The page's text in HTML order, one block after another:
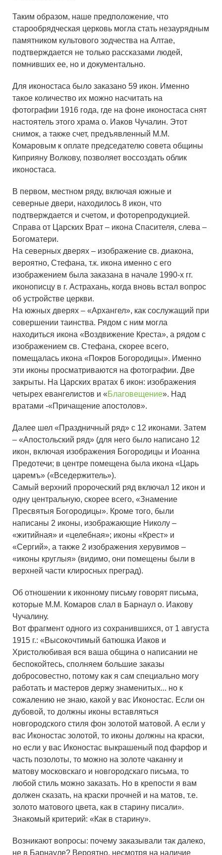
Таким образом, наше предположение, что
старообрядческая церковь могла стать незаурядным
памятником культового зодчества на Алтае,
подтверждается не только рассказами людей,
помнивших ее, но и документально.
Для иконостаса было заказано 59 икон. Именно
такое количество их можно насчитать на
фотографии 1916 года, где на фоне иконостаса снят
настоятель этого храма о. Иаков Чучалин. Этот
снимок, а также счет, предъявленный М.М.
Комаровым к оплате председателю совета общины
Киприяну Волкову, позволяет воссоздать облик
иконостаса.
В первом, местном ряду, включая южные и
северные двери, находилось 8 икон, что
подтверждается и счетом, и фоторепродукцией.
Справа от Царских Врат – икона Спасителя, слева –
Богоматери.
На северных дверях – изображение св. диакона,
вероятно, Стефана, т.к. икона именно с его
изображением была заказана в начале 1990-х гг.
иконописцу в г. Астрахань, когда вновь встал вопрос
об устройстве церкви.
На южных дверях – «Архангел», как сослужащий при
совершении таинства. Рядом с ним могла
находиться икона «Воздвижение Креста», а рядом с
изображением св. Стефана, скорее всего,
помещалась икона «Покров Богородицы». Именно
эти иконы просматриваются на фотографии. Две
закрыты. На Царских вратах 6 икон: изображения
четырех евангелистов и «Благовещение». Над
вратами -«Причащение апостолов».
Далее шел «Праздничный ряд» с 12 иконами. Затем
– «Апостольский ряд» (для него было написано 12
икон, включая изображения Богородицы и Иоанна
Предотечи; в центре помещена была икона «Царь
царемъ» («Вседержитель»).
Самый верхний пророческий ряд включал 12 икон и
одну центральную, скорее всего, «Знамение
Пресвятыя Богородицы». Кроме того, были
написаны 2 иконы, изображающие Николу –
«житийная» и «целебная»; иконы «Крест» и
«Сергий», а также 2 изображения херувимов –
«иконы круглыя» (видимо, они помещены были в
верхней части клиросных преград).
Об отношении к иконному письму говорят письма,
которые М.М. Комаров слал в Барнаул о. Иакову
Чучалину.
Вот фрагмент одного из сохранившихся, от 1 августа
1915 г.: «Высокочтимый батюшка Иаков и
Христолюбивая вся ваша община о написании не
беспокойтесь, сполняем большие заказы
добросовестно, потому как я сам специально могу
работать и мастеров держу знаменитых... но к
сожалению не знаю, какой у вас Иконостас. Если он
дубовой, то должны иконы вставляться
новгородского стиля фон золотой матовой. А если у
вас Иконостас золотой, то иконы должны на краски,
но если у вас Иконостас выкрашеный под фарфор и
часть позолоты, то можно на золоте чаканну и
матову московскаго и новгородскаго письма, то
любой стиль можно заказать. Но в крепости я вам
должен сказать, на краски прочней и на матов, т.е.
золото матового цвета, как в старину писали».
Знакомый критерий: «Как в старину».
Возникают вопросы: почему заказывали так далеко,
не в Барнауле? Вероятно, несмотря на наличие